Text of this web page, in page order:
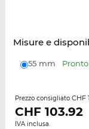
Misure e
55 mm
Prezzo consigliato CHF
CHF 103.92
IVA inclusa.